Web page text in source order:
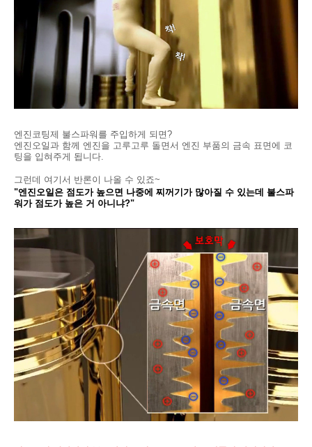
엔진코팅제 불스파워를 주입하게 되면?
엔진오일과 함께 엔진을 고루고루 돌면서 엔진 부품의 금속 표면에 코
팅을 입혀주게 됩니다.
그런데 여기서 반론이 나올 수 있죠~
"엔진오일은 점도가 높으면 나중에 찌꺼기가 많아질 수 있는데 불스파
워가 점도가 높은 거 아니냐?"